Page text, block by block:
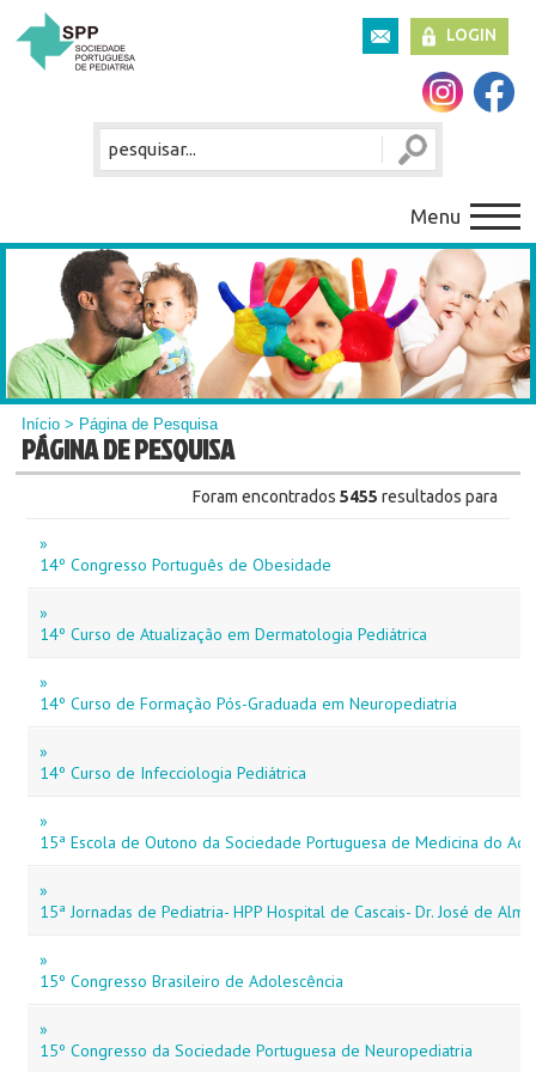
LOGIN
Menu
Início > Página de Pesquisa
PÁGINA DE PESQUISA
Foram encontrados 5455resultados para
»
14º Congresso Português de Obesidade
»
14º Curso de Atualização em Dermatologia Pediátrica
»
14º Curso de Formação Pós-Graduada em Neuropediatria
»
14º Curso de Infecciologia Pediátrica
»
15ª Escola de Outono da Sociedade Portuguesa de Medicina do
»
15ª Jornadas de Pediatria- HPP Hospital de Cascais- Dr. José de
»
15º Congresso Brasileiro de Adolescência
»
15º Congresso da Sociedade Portuguesa de Neuropediatria